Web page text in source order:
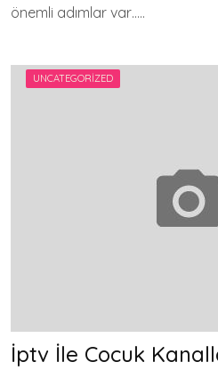
önemli adımlar var…..
UNCATEGORIZED
İptv İle Cocuk